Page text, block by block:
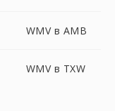
WMV в AMB
WMV в TXW